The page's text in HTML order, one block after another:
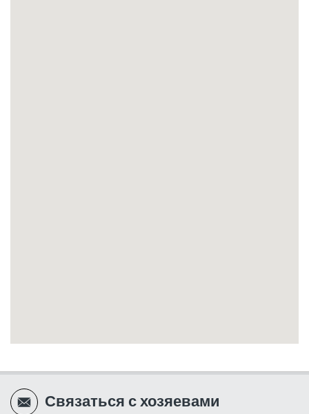
Связаться с хозяевами